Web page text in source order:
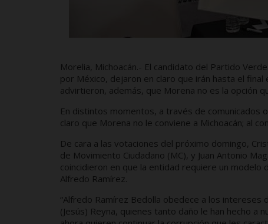
Morelia, Michoacán.- El candidato del Partido
por México, dejaron en claro que irán hasta el
advirtieron, además, que Morena no es la opción
En distintos momentos, a través de comunicados
claro que Morena no le conviene a Michoacán; al
De cara a las votaciones del próximo domingo,
de Movimiento Ciudadano (MC), y Juan Antonio
coincidieron en que la entidad requiere un
Alfredo Ramírez.
“Alfredo Ramírez Bedolla obedece a los
(Jesús) Reyna, quienes tanto daño le han hecho